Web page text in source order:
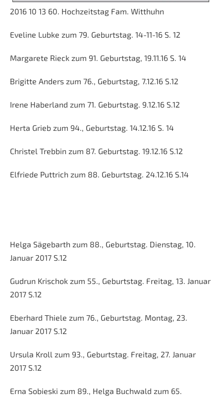
2016 10 13 60. Hochzeitstag Fam. Witthuhn
Eveline Lubke zum 79. Geburtstag. 14-11-16 S. 12
Margarete Rieck zum 91. Geburtstag, 19.11.16 S. 14
Brigitte Anders zum 76., Geburtstag, 7.12.16 S.12
Irene Haberland zum 71. Geburtstag. 9.12.16 S.12
Herta Grieb zum 94., Geburtstag. 14.12.16 S. 14
Christel Trebbin zum 87. Geburtstag. 19.12.16 S.12
Elfriede Puttrich zum 88. Geburtstag. 24.12.16 S.14
Helga Sägebarth zum 88., Geburtstag. Dienstag, 10.
Januar 2017 S.12
Gudrun Krischok zum 55., Geburtstag. Freitag, 13. Januar
2017 S.12
Eberhard Thiele zum 76., Geburtstag. Montag, 23.
Januar 2017 S.12
Ursula Kroll zum 93., Geburtstag. Freitag, 27. Januar
2017 S.12
Erna Sobieski zum 89., Helga Buchwald zum 65.